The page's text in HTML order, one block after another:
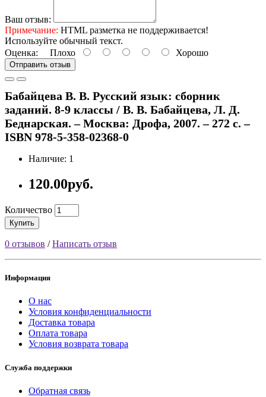
Ваш отзыв:
Примечание: HTML разметка не поддерживается!
Используйте обычный текст.
Оценка: Плохо Хорошо
Отправить отзыв
Бабайцева В. В. Русский язык: сборник
заданий. 8-9 классы / В. В. Бабайцева, Л. Д.
Беднарская. – Москва: Дрофа, 2007. – 272 с. –
ISBN 978-5-358-02368-0
Наличие: 1
120.00руб.
Количество
Купить
0 отзывов /Написать отзыв
Информация
О нас
Условия конфиденциальности
Доставка товара
Оплата товара
Условия возврата товара
Служба поддержки
Обратная связь